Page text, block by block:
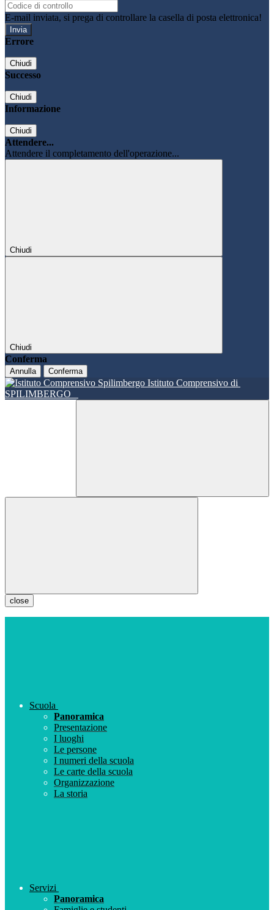
E-mail inviata, si prega di controllare la casella di posta elettronica!
Errore
Chiudi
Successo
Chiudi
Informazione
Chiudi
Attendere...
Attendere il completamento dell'operazione...
Chiudi
Chiudi
Conferma
Annulla Conferma
Istituto Comprensivo di
SPILIMBERGO
close
Scuola
Panoramica
Presentazione
I luoghi
Le persone
I numeri della scuola
Le carte della scuola
Organizzazione
La storia
Servizi
Panoramica